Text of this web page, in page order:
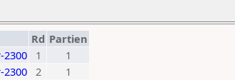
Rd Partien
2300 1
1
2300 2
1